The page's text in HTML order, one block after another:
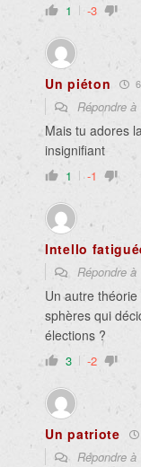
1 -3
Un piéton
Répondre à
Mais tu adores
insignifiant
1 -1
Intello
Répondre à
Un autre
sphères qui
élections ?
3 -2
Un patriote
Répondre à